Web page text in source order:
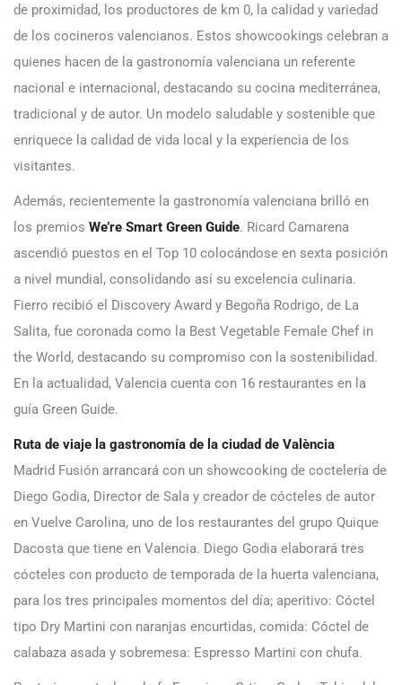
de proximidad, los productores de km 0, la calidad y variedad
de los cocineros valencianos. Estos showcookings celebran a
quienes hacen de la gastronomía valenciana un referente
nacional e internacional, destacando su cocina mediterránea,
tradicional y de autor. Un modelo saludable y sostenible que
enriquece la calidad de vida local y la experiencia de los
visitantes.
Además, recientemente la gastronomía valenciana brilló en
los premios We’re Smart Green Guide. Ricard Camarena
ascendió puestos en el Top 10 colocándose en sexta posición
a nivel mundial, consolidando así su excelencia culinaria.
Fierro recibió el Discovery Award y Begoña Rodrigo, de La
Salita, fue coronada como la Best Vegetable Female Chef in
the World, destacando su compromiso con la sostenibilidad.
En la actualidad, Valencia cuenta con 16 restaurantes en la
guía Green Guide.
Ruta de viaje la gastronomía de la ciudad de València
Madrid Fusión arrancará con un showcooking de coctelería de
Diego Godia, Director de Sala y creador de cócteles de autor
en Vuelve Carolina, uno de los restaurantes del grupo Quique
Dacosta que tiene en Valencia. Diego Godia elaborará tres
cócteles con producto de temporada de la huerta valenciana,
para los tres principales momentos del día; aperitivo: Cóctel
tipo Dry Martini con naranjas encurtidas, comida: Cóctel de
calabaza asada y sobremesa: Espresso Martini con chufa.